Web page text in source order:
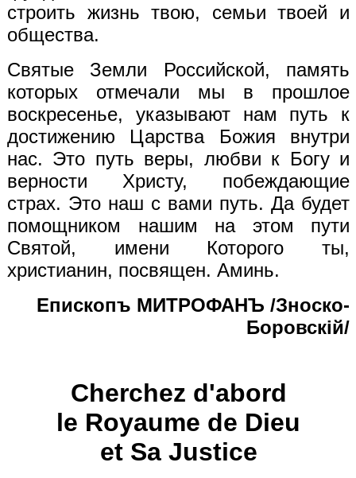
строить жизнь твою, семьи твоей и
общества.
Святые Земли Российской, память
которых отмечали мы в прошлое
воскресенье, указывают нам путь к
достижению Царства Божия внутри
нас. Это путь веры, любви к Богу и
верности Христу, побеждающие
страх. Это наш с вами путь. Да будет
помощником нашим на этом пути
Святой, имени Которого ты,
христианин, посвящен. Аминь.
Епископъ МИТРОФАНЪ /Зноско-
Боровскiй/
Cherchez d'abord
le Royaume de Dieu
et Sa Justice